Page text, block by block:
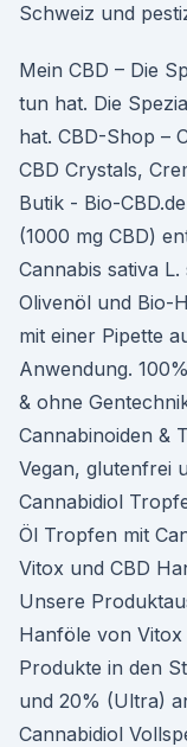
Schweiz und
Mein CBD – Die
tun hat. Die
hat. CBD-Shop –
CBD Crystals,
Butik - Bio-
(1000 mg CBD)
Cannabis sativa
Olivenöl und Bio-
mit einer Pipette
Anwendung.
& ohne
Cannabinoiden &
Vegan, glutenfrei
Cannabidiol
Öl Tropfen mit
Vitox und CBD
Unsere
Hanföle von Vitox
Produkte in den
und 20% (Ultra)
Cannabidiol